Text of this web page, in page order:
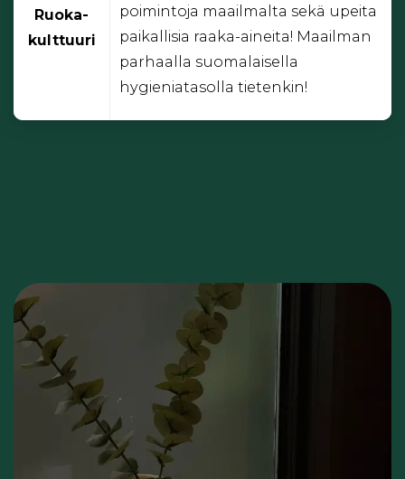
Ruoka-
kulttuuri
poimintoja maailmalta sekä upeita
paikallisia raaka-aineita! Maailman
parhaalla suomalaisella
hygieniatasolla tietenkin!